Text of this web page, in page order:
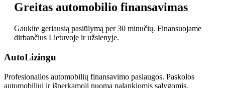
Greitas automobilio finansavimas
Gaukite geriausią pasiūlymą per 30 minučių. Finansuojame
dirbančius Lietuvoje ir užsienyje.
AutoLizingu
Profesionalios automobilių finansavimo paslaugos. Paskolos
automobiliui ir išperkamoji nuoma palankiomis sąlygomis.